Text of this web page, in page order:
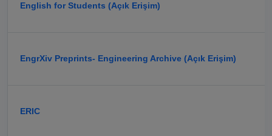
English for Students (Açık Erişim)
EngrXiv Preprints- Engineering Archive (Açık Erişim)
ERIC